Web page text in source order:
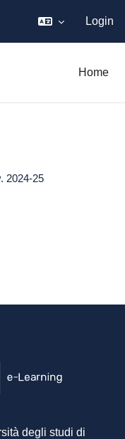
Login
Home
2024-25
degli studi di